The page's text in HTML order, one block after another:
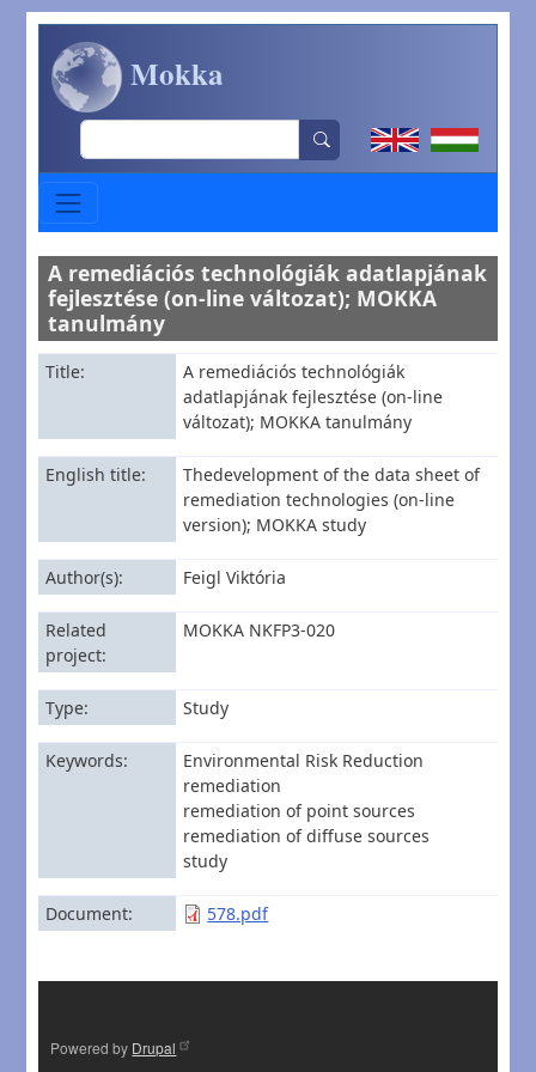
Skip to main content
Mokka
Search
A remediációs technológiák adatlapjának
fejlesztése (on-line változat); MOKKA
tanulmány
Title
A remediációs technológiák
adatlapjának fejlesztése (on-line
változat); MOKKA tanulmány
English title
Thedevelopment of the data sheet of
remediation technologies (on-line
version); MOKKA study
Author(s) Feigl Viktória
Related
project
MOKKA NKFP3-020
Type Study
Keywords
Environmental Risk Reduction
remediation
remediation of point sources
remediation of diffuse sources
study
Document 578.pdf
Powered by Drupal